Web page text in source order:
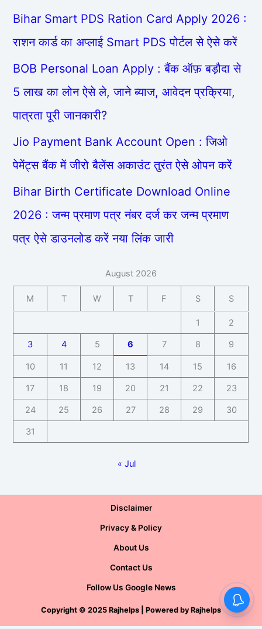
Bihar Smart PDS Ration Card Apply 2026 :
राशन कार्ड का अप्लाई Smart PDS पोर्टल से ऐसे करें
BOB Personal Loan Apply : बैंक ऑफ़ बड़ौदा से
5 लाख का लोन ऐसे ले, जाने ब्याज, आवेदन प्रक्रिया,
पात्रता पूरी जानकारी?
Jio Payment Bank Account Open : जिओ
पेमेंट्स बैंक में जीरो बैलेंस अकाउंट तुरंत ऐसे ओपन करें
Bihar Birth Certificate Download Online
2026 : जन्म प्रमाण पत्र नंबर दर्ज कर जन्म प्रमाण
पत्र ऐसे डाउनलोड करें नया लिंक जारी
August 2026
M T W T F S S
1 2
3 4 5 6 7 8 9
10 11 12 13 14 15 16
17 18 19 20 21 22 23
24 25 26 27 28 29 30
31
« Jul
Disclaimer
Privacy & Policy
About Us
Contact Us
Follow Us Google News
Copyright © 2025 Rajhelps | Powered by Rajhelps